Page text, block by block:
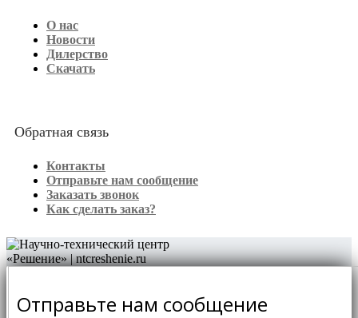
О нас
Новости
Дилерство
Скачать
Обратная связь
Контакты
Отправьте нам сообщение
Заказать звонок
Как сделать заказ?
Отправьте нам сообщение